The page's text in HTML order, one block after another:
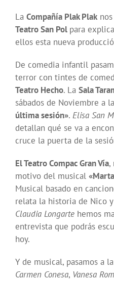
La Compañía Plak Plak
Teatro San Pol para
ellos esta nueva
De comedia infantil
terror con tintes de
Teatro Hecho. La Sala
sábados de Noviembre a
última sesión». Elisa San
detallan qué se va a
cruce la puerta de la
El Teatro Compac Gran Vía,
motivo del musical
Musical basado en
relata la historia de Nico y
Claudia Longarte hemos
entrevista que podrás
hoy.
Y de musical, pasamos a
Carmen Conesa, Vanesa